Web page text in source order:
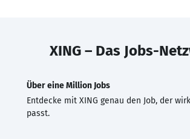
XING – Das Jobs-
Über eine Million Jobs
Entdecke mit XING genau den Job, der
passt.